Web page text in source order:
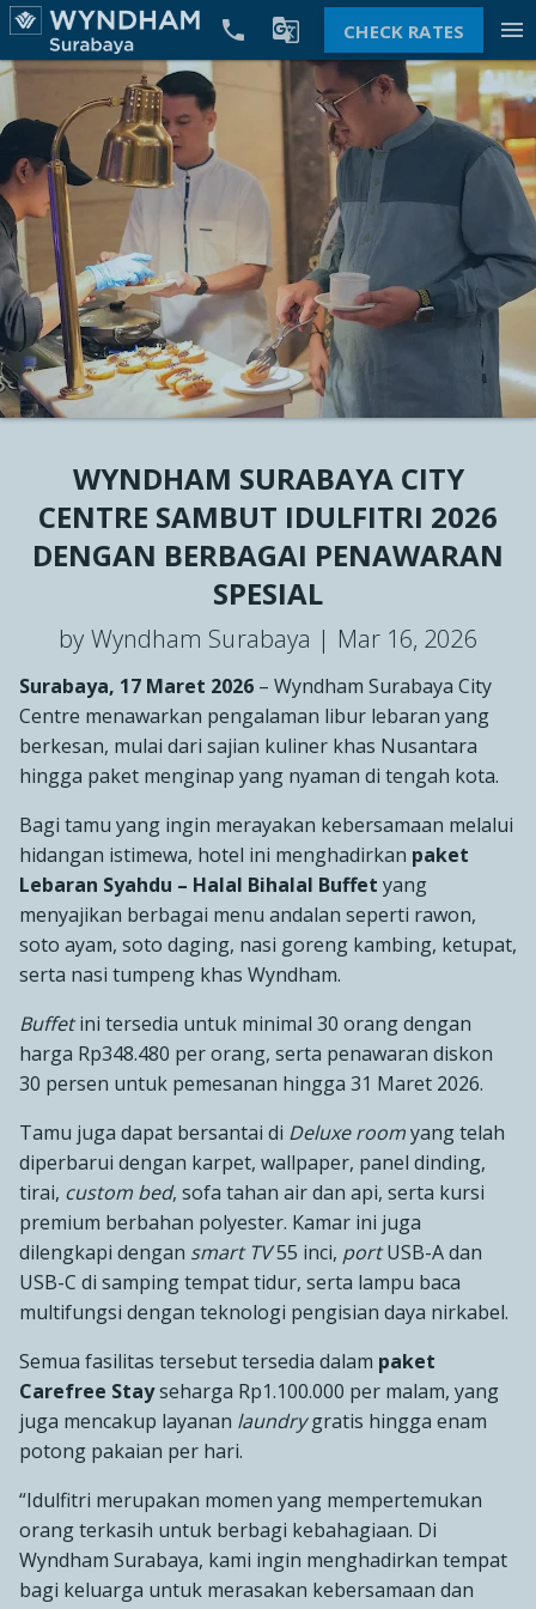
  CHECK RATES menu
WYNDHAM SURABAYA CITY
CENTRE SAMBUT IDULFITRI 2026
DENGAN BERBAGAI PENAWARAN
SPESIAL
by Wyndham Surabaya | Mar 16, 2026
Surabaya, 17 Maret 2026 – Wyndham Surabaya City
Centre menawarkan pengalaman libur lebaran yang
berkesan, mulai dari sajian kuliner khas Nusantara
hingga paket menginap yang nyaman di tengah kota.
Bagi tamu yang ingin merayakan kebersamaan melalui
hidangan istimewa, hotel ini menghadirkan paket
Lebaran Syahdu – Halal Bihalal Buffet yang
menyajikan berbagai menu andalan seperti rawon,
soto ayam, soto daging, nasi goreng kambing, ketupat,
serta nasi tumpeng khas Wyndham.
Buffetini tersedia untuk minimal 30 orang dengan
harga Rp348.480 per orang, serta penawaran diskon
30 persen untuk pemesanan hingga 31 Maret 2026.
Tamu juga dapat bersantai di Deluxe roomyang telah
diperbarui dengan karpet, wallpaper, panel dinding,
tirai, custom bed, sofa tahan air dan api, serta kursi
premium berbahan polyester. Kamar ini juga
dilengkapi dengan smart TV55 inci, portUSB-A dan
USB-C di samping tempat tidur, serta lampu baca
multifungsi dengan teknologi pengisian daya nirkabel.
Semua fasilitas tersebut tersedia dalam paket
Carefree Stayseharga Rp1.100.000 per malam, yang
juga mencakup layanan laundrygratis hingga enam
potong pakaian per hari.
“Idulfitri merupakan momen yang mempertemukan
orang terkasih untuk berbagi kebahagiaan. Di
Wyndham Surabaya, kami ingin menghadirkan tempat
bagi keluarga untuk merasakan kebersamaan dan